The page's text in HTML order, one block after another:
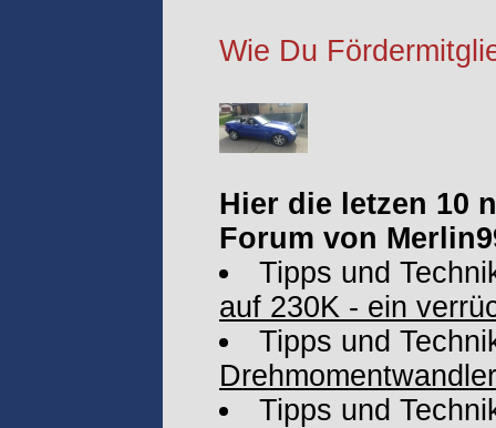
Wie Du
Hier die letzen 10
Forum von
Tipps und
auf 230K - ein
Tipps und
Tipps und